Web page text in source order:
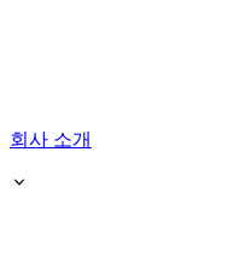
회사 소개